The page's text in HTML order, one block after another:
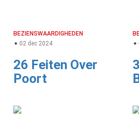
BEZIENSWAARDIGHEDEN
02 dec 2024
26 Feiten Over
Poort